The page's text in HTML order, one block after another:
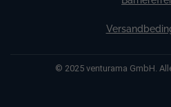
© 2025 venturama GmbH.